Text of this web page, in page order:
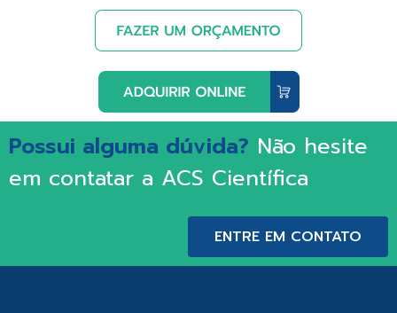
Possui alguma dúvida? Não hesite
em contatar a ACS Científica
ENTRE EM CONTATO